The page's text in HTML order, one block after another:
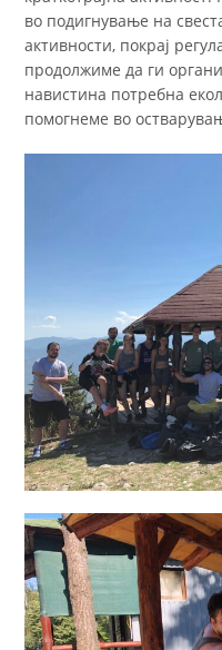
во подигнување на
активности, покрај
продолжиме да ги
навистина потребна
помогнеме во